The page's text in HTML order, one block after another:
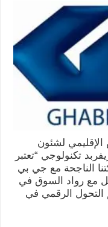
الإقليمي لشئون
تكنولوجي “تعتبر
الناجحة مع جي بي
مع رواد السوق في
الرقمي في